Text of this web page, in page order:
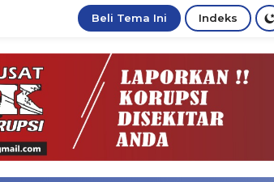
Beli Tema Ini Indeks